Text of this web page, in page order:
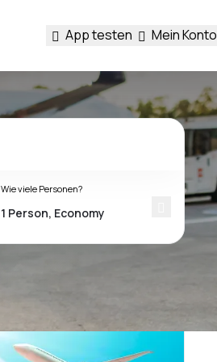
App testen Mein Konto
Wie viele Personen?